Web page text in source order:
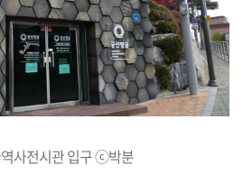
사전시관 입구 ⓒ박분